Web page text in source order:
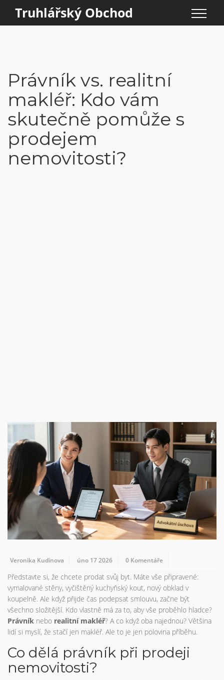
Truhlářský Obchod
Právník vs. realitní
makléř: Kdo vám
skutečně pomůže s
prodejem
nemovitosti?
Veronika Kudinova úno 17 2026 0 Komentáře
Představte si, že chcete prodat svůj byt. Máte vše připravené:
vymalované stěny, vyčištěný kuchyňský kout, nový obklad v
koupelně. Ale když přijde čas podepsat smlouvu, začne být
všechno složitější. Kdo vlastně má za to, aby vše proběhlo hladce?
Právník nebo realitní makléř? A co když oba najednou? Většina
lidí si myslí, že stačí jen makléř. Ale to je jen polovina příběhu.
Co dělá právník při prodeji
nemovitosti?